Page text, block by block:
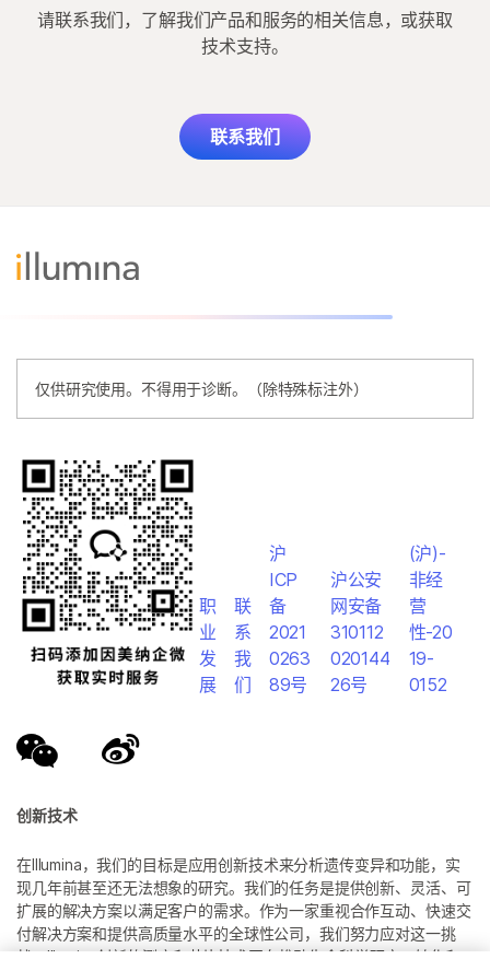
请联系我们，了解我们产品和服务的相关信息，或获取
技术支持。
联系我们
仅供研究使用。不得用于诊断。（除特殊标注外）
创新技术
在Illumina，我们的目标是应用创新技术来分析遗传变异和功能，实
现几年前甚至还无法想象的研究。我们的任务是提供创新、灵活、可
扩展的解决方案以满足客户的需求。作为一家重视合作互动、快速交
付解决方案和提供高质量水平的全球性公司，我们努力应对这一挑
职
业
发
展
联
系
我
们
沪
ICP
备
2021
0263
89号
沪公安
网安备
310112
020144
26号
(沪)-
非经
营
性-20
19-
0152